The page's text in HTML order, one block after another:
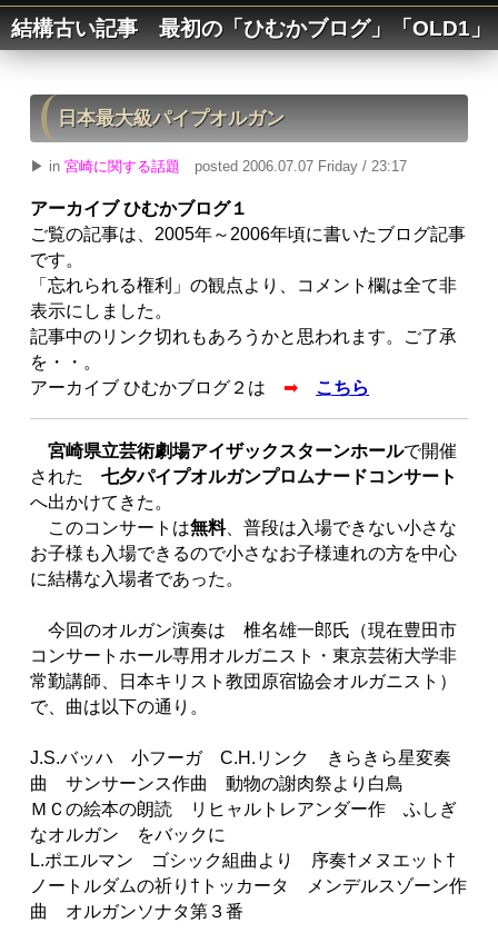
結構古い記事 最初の「ひむかブログ」「OLD1」
日本最大級パイプオルガン
▶ in宮崎に関する話題 posted 2006.07.07 Friday / 23:17
アーカイブ ひむかブログ１
ご覧の記事は、2005年～2006年頃に書いたブログ記事
です。
「忘れられる権利」の観点より、コメント欄は全て非
表示にしました。
記事中のリンク切れもあろうかと思われます。ご了承
を・・。
アーカイブ ひむかブログ２は ➡ こちら
宮崎県立芸術劇場アイザックスターンホールで開催
された七夕パイプオルガンプロムナードコンサート
へ出かけてきた。
このコンサートは無料、普段は入場できない小さな
お子様も入場できるので小さなお子様連れの方を中心
に結構な入場者であった。
今回のオルガン演奏は 椎名雄一郎氏（現在豊田市
コンサートホール専用オルガニスト・東京芸術大学非
常勤講師、日本キリスト教団原宿協会オルガニスト）
で、曲は以下の通り。
J.S.バッハ 小フーガ C.H.リンク きらきら星変奏
曲 サンサーンス作曲 動物の謝肉祭より白鳥
ＭＣの絵本の朗読 リヒャルトレアンダー作 ふしぎ
なオルガン をバックに
L.ポエルマン ゴシック組曲より 序奏†メヌエット†
ノートルダムの祈り†トッカータ メンデルスゾーン作
曲 オルガンソナタ第３番